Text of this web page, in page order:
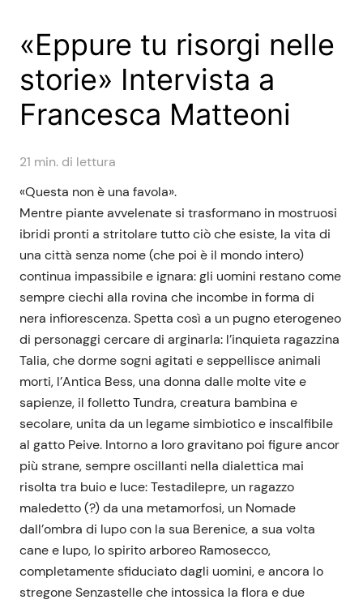
«Eppure tu risorgi nelle
storie» Intervista a
Francesca Matteoni
21 min. di lettura
«Questa non è una favola».
Mentre piante avvelenate si trasformano in mostruosi
ibridi pronti a stritolare tutto ciò che esiste, la vita di
una città senza nome (che poi è il mondo intero)
continua impassibile e ignara: gli uomini restano come
sempre ciechi alla rovina che incombe in forma di
nera infiorescenza. Spetta così a un pugno eterogeneo
di personaggi cercare di arginarla: l’inquieta ragazzina
Talia, che dorme sogni agitati e seppellisce animali
morti, l’Antica Bess, una donna dalle molte vite e
sapienze, il folletto Tundra, creatura bambina e
secolare, unita da un legame simbiotico e inscalfibile
al gatto Peive. Intorno a loro gravitano poi figure ancor
più strane, sempre oscillanti nella dialettica mai
risolta tra buio e luce: Testadilepre, un ragazzo
maledetto (?) da una metamorfosi, un Nomade
dall’ombra di lupo con la sua Berenice, a sua volta
cane e lupo, lo spirito arboreo Ramosecco,
completamente sfiduciato dagli uomini, e ancora lo
stregone Senzastelle che intossica la flora e due